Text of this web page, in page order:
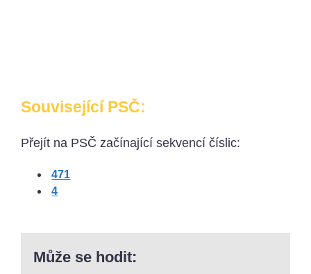
Související PSČ:
Přejít na PSČ začínající sekvencí číslic:
471
4
Může se hodit: